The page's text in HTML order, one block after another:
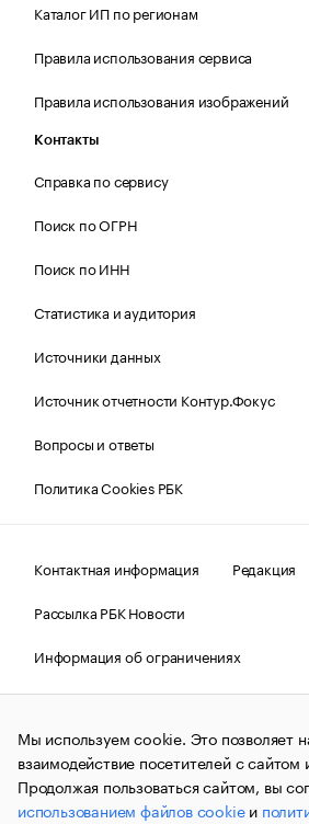
Каталог ИП по регионам
Правила использования сервиса
Правила использования изображений
Контакты
Справка по сервису
Поиск по ОГРН
Поиск по ИНН
Статистика и аудитория
Источники данных
Источник отчетности Контур.Фокус
Вопросы и ответы
Политика Cookies РБК
Контактная информация
Редакция
Рассылка РБК Новости
Информация об ограничениях
Правовая информация
О
© АО «РОСБИЗНЕСКОНСАЛТИНГ»,
и материалы информационного
(зарегистрировано Федеральной
связи, информационных технологий и
коммуникаций (Роскомнадзор)
Мы используем cookie. Это позволяет
взаимодействие посетителей с сайтом
Продолжая пользоваться сайтом, вы
использованием файлов cookieи